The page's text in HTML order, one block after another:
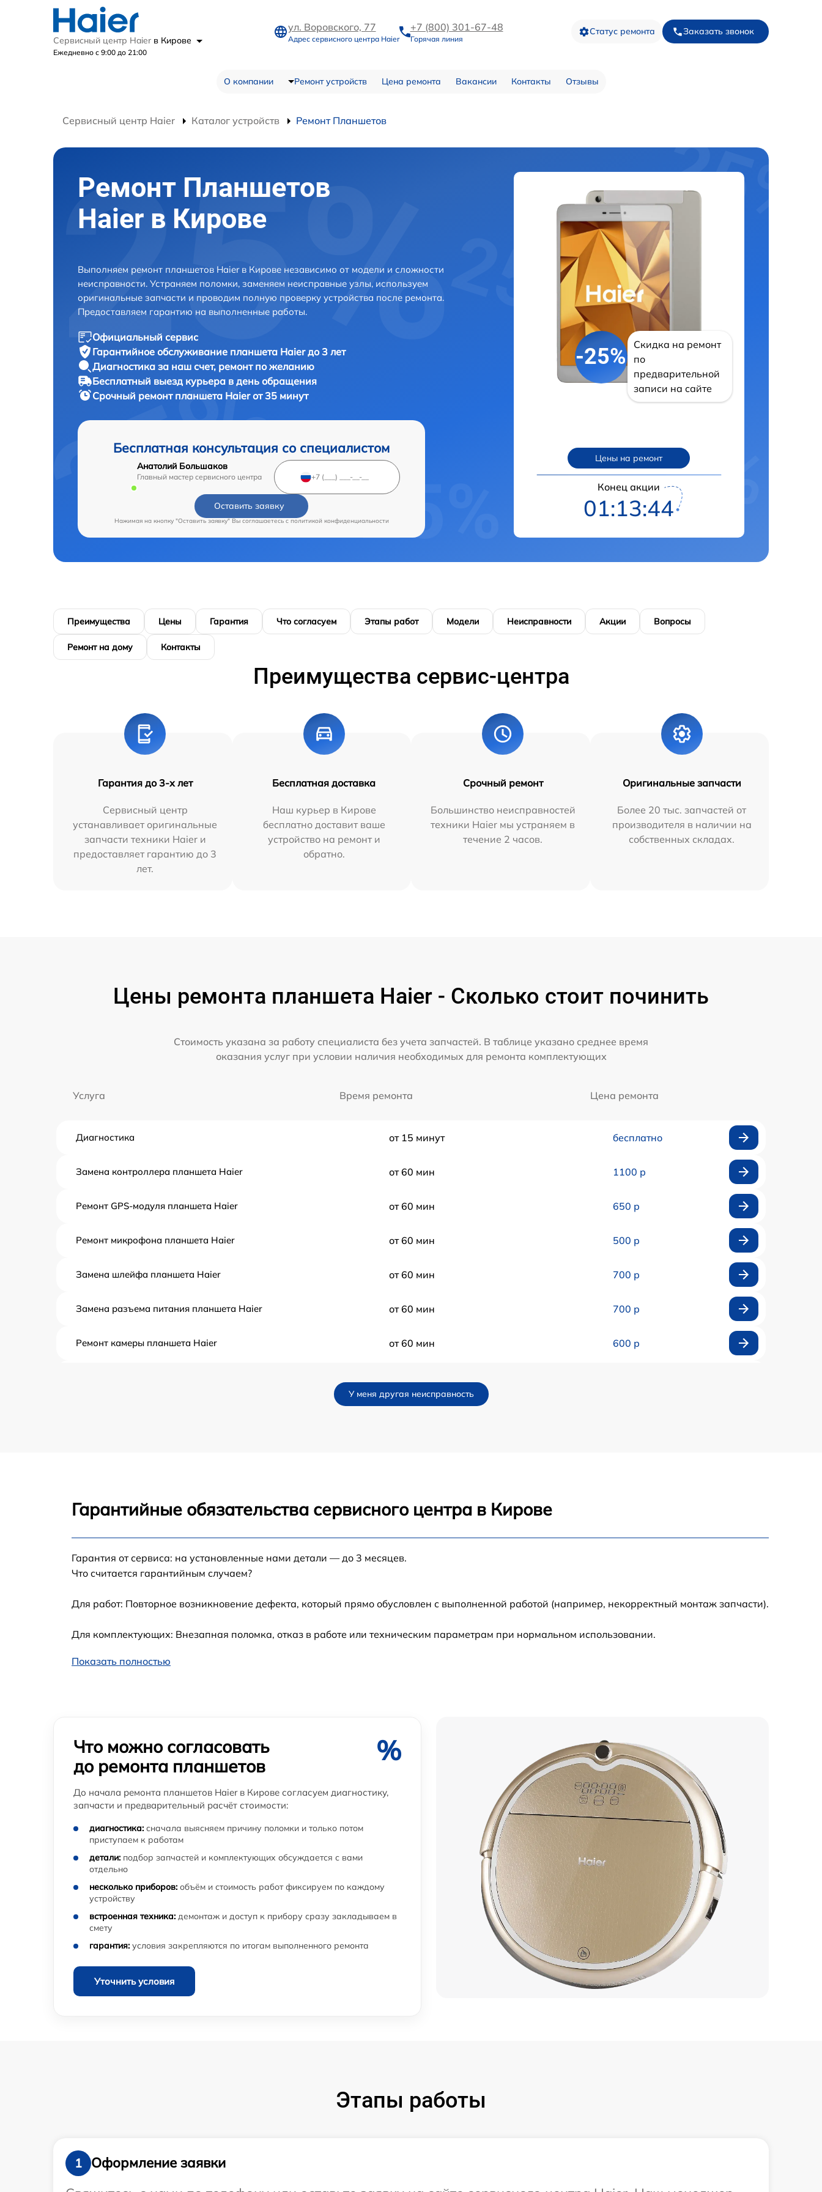
Сервисный центр Haier в Кирове
Ежедневно с 9:00 до 21:00
ул. Воровского, 77
Адрес сервисного центра Haier
+7 (800) 301-67-48
Горячая линия
Статус ремонта Заказать звонок
О компании Ремонт устройств Цена ремонта Вакансии Контакты Отзывы
Сервисный центр Haier Каталог устройств Ремонт Планшетов
Ремонт Планшетов
Haier в Кирове
Выполняем ремонт планшетов Haier в Кирове независимо от модели и сложности
неисправности. Устраняем поломки, заменяем неисправные узлы, используем
оригинальные запчасти и проводим полную проверку устройства после ремонта.
Предоставляем гарантию на выполненные работы.
Официальный сервис
Гарантийное обслуживание планшета Haier до 3 лет
Диагностика за наш счет, ремонт по желанию
Бесплатный выезд курьера в день обращения
Срочный ремонт планшета Haier от 35 минут
Бесплатная консультация со специалистом
Анатолий Большаков
Главный мастер сервисного центра
Оставить заявку
Нажимая на кнопку "Оставить заявку" Вы соглашаетесь cполитикой конфиденциальности
-25%
Скидка на ремонт
по
предварительной
записи на сайте
Цены на ремонт
Конец акции
01:13:43
Преимущества Цены Гарантия Что согласуем Этапы работ Модели Неисправности Акции Вопросы
Ремонт на дому Контакты
Преимущества сервис-центра
Гарантия до 3-х лет
Сервисный центр
устанавливает оригинальные
запчасти техники Haier и
предоставляет гарантию до 3
лет.
Бесплатная доставка
Наш курьер в Кирове
бесплатно доставит ваше
устройство на ремонт и
обратно.
Срочный ремонт
Большинство неисправностей
техники Haier мы устраняем в
течение 2 часов.
Оригинальные запчасти
Более 20 тыс. запчастей от
производителя в наличии на
собственных складах.
Цены ремонта планшета Haier - Сколько стоит починить
Стоимость указана за работу специалиста без учета запчастей. В таблице указано среднее время
оказания услуг при условии наличия необходимых для ремонта комплектующих
Услуга Время ремонта Цена ремонта
Диагностика от 15 минут бесплатно
Замена контроллера планшета Haier от 60 мин 1100 р
Ремонт GPS-модуля планшета Haier от 60 мин 650 р
Ремонт микрофона планшета Haier от 60 мин 500 р
Замена шлейфа планшета Haier от 60 мин 700 р
Замена разъема питания планшета Haier от 60 мин 700 р
Ремонт камеры планшета Haier от 60 мин 600 р
Замена дисплея (экрана) планшета Haier от 60 мин
Замена аккумулятора планшета Haier
Замена платы управления (мат.платы, мейн
У меня другая неисправность
Гарантийные обязательства сервисного центра в Кирове
Гарантия от сервиса: на установленные нами детали — до 3 месяцев.
Что считается гарантийным случаем?
Для работ: Повторное возникновение дефекта, который прямо обусловлен с выполненной работой (например, некорректный монтаж запчасти).
Для комплектующих: Внезапная поломка, отказ в работе или техническим параметрам при нормальном использовании.
Показать полностью
Что можно согласовать
до ремонта планшетов
%
До начала ремонта планшетов Haier в Кирове согласуем диагностику,
запчасти и предварительный расчёт стоимости:
диагностика: сначала выясняем причину поломки и только потом
приступаем к работам
детали: подбор запчастей и комплектующих обсуждается с вами
отдельно
несколько приборов: объём и стоимость работ фиксируем по каждому
устройству
встроенная техника: демонтаж и доступ к прибору сразу закладываем в
смету
гарантия: условия закрепляются по итогам выполненного ремонта
Уточнить условия
Этапы работы
1
Оформление заявки